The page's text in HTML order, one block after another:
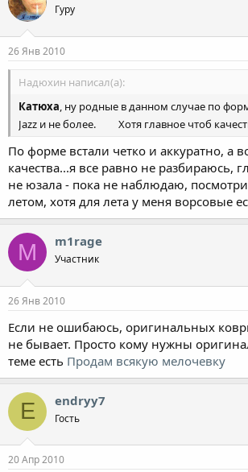
Гуру
26 Янв 2010
Надюхин написал(а):
Катюха , ну родные в данном случае по
Jazz и не более.
Хотя главное чтоб
По форме встали четко и аккуратно, а
качества...я все равно не разбираюсь,
не юзала - пока не наблюдаю,
летом, хотя для лета у меня ворсовые
M m1rage
Участник
26 Янв 2010
Если не ошибаюсь, оригинальных
не бывает. Просто кому нужны
теме есть Продам всякую мелочевку
E endryy7
Гость
20 Апр 2010